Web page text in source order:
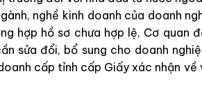
nghề kinh doanh của doanh
hợp hồ sơ chưa hợp lệ, Cơ quan
sửa đổi, bổ sung cho doanh
cấp tỉnh cấp Giấy xác nhận